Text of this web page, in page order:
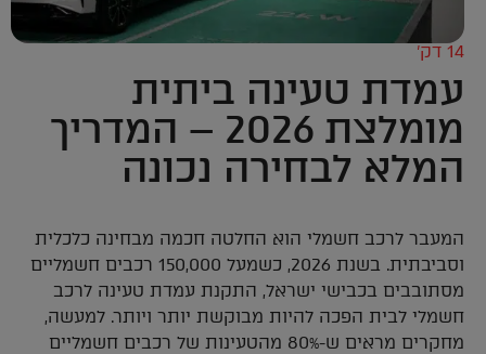
14 דק’
עמדת טעינה ביתית
מומלצת 2026 – המדריך
המלא לבחירה נכונה
המעבר לרכב חשמלי הוא החלטה חכמה מבחינה כלכלית
וסביבתית. בשנת 2026, כשמעל 150,000 רכבים חשמליים
מסתובבים בכבישי ישראל, התקנת עמדת טעינה לרכב
חשמלי לבית הפכה להיות מבוקשת יותר ויותר. למעשה,
מחקרים מראים ש-80% מהטעינות של רכבים חשמליים